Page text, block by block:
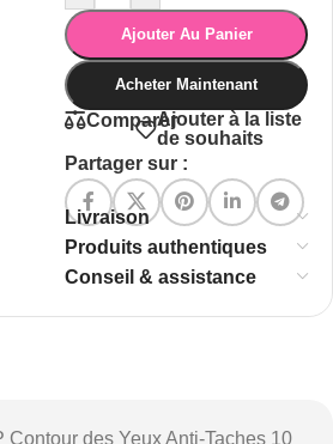
Ajouter Au Panier
Acheter Maintenant
ComparerAjouter à la liste
de souhaits
Partager sur :
Livraison
Produits authentiques
Conseil & assistance
Contour des Yeux Anti-Taches 10